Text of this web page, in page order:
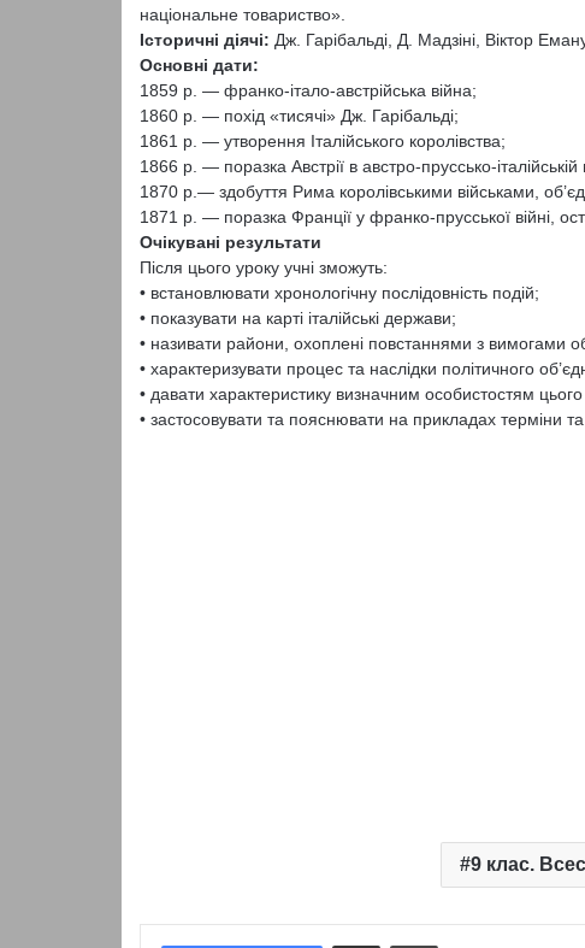
національне товариство».
Історичні діячі: Дж. Гарібальді, Д. Мадзіні, Віктор
Основні дати:
1859 р. — франко-італо-австрійська війна;
1860 р. — похід «тисячі» Дж. Гарібальді;
1861 р. — утворення Італійського королівства;
1866 р. — поразка Австрії в австро-пруссько-італійській
1870 р.— здобуття Рима королівськими військами,
1871 р. — поразка Франції у франко-прусської війні,
Очікувані результати
Після цього уроку учні зможуть:
• встановлювати хронологічну послідовність подій;
• показувати на карті італійські держави;
• називати райони, охоплені повстаннями з вимогами
• характеризувати процес та наслідки політичного
• давати характеристику визначним особистостям
• застосовувати та пояснювати на прикладах терміни та
9 клас.
Надіслати електронною поштоюНадрукувати